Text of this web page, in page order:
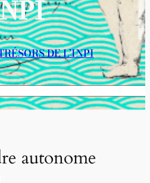
DE L’INPI
autonome